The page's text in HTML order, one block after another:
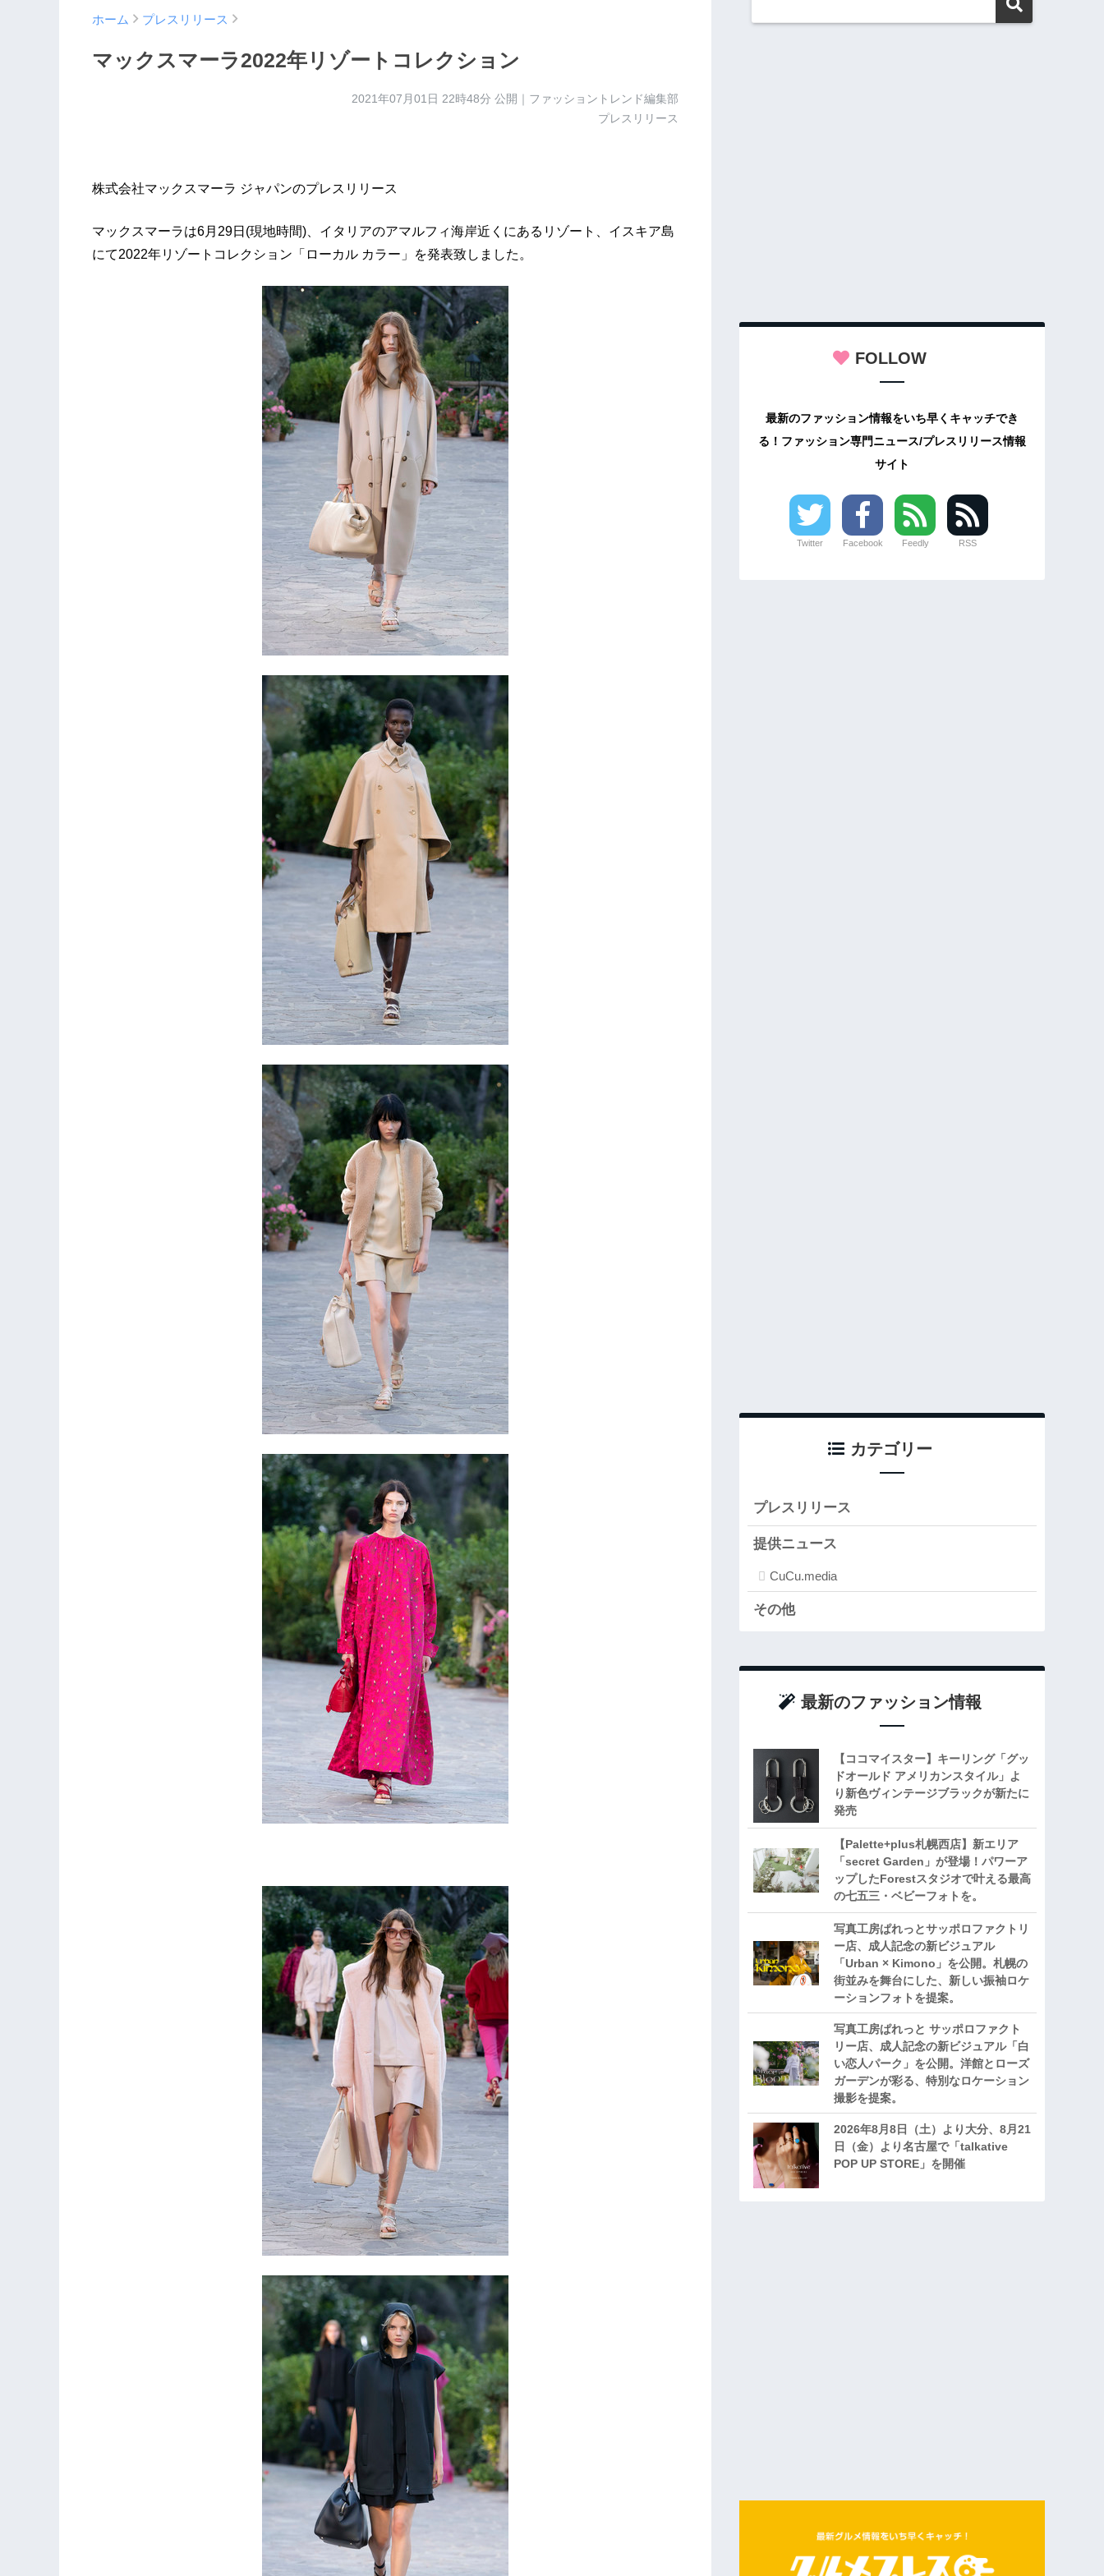
ホーム プレスリリース
マックスマーラ2022年リゾートコレクション
2021年07月01日 22時48分 公開｜ファッショントレンド編集部
プレスリリース
株式会社マックスマーラ ジャパンのプレスリリース
マックスマーラは6月29日(現地時間)、イタリアのアマルフィ海岸近くにあるリゾート、イスキア島
にて2022年リゾートコレクション「ローカル カラー」を発表致しました。
FOLLOW
最新のファッション情報をいち早くキャッチでき
る！ファッション専門ニュース/プレスリリース情報
サイト
Twitter Facebook Feedly RSS
カテゴリー
プレスリリース
提供ニュース
CuCu.media
その他
最新のファッション情報
【ココマイスター】キーリング「グッ
ドオールド アメリカンスタイル」よ
り新色ヴィンテージブラックが新たに
発売
【Palette+plus札幌西店】新エリア
「secret Garden」が登場！パワーア
ップしたForestスタジオで叶える最高
の七五三・ベビーフォトを。
写真工房ぱれっとサッポロファクトリ
ー店、成人記念の新ビジュアル
「Urban × Kimono」を公開。札幌の
街並みを舞台にした、新しい振袖ロケ
ーションフォトを提案。
写真工房ぱれっと サッポロファクト
リー店、成人記念の新ビジュアル「白
い恋人パーク」を公開。洋館とローズ
ガーデンが彩る、特別なロケーション
撮影を提案。
2026年8月8日（土）より大分、8月21
日（金）より名古屋で「talkative
POP UP STORE」を開催